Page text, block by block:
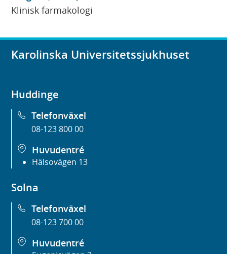
Klinisk farmakologi
Karolinska Universitetssjukhuset
Huddinge
Telefonväxel
08-123 800 00
Huvudentré
Hälsovägen 13
Solna
Telefonväxel
08-123 700 00
Huvudentré